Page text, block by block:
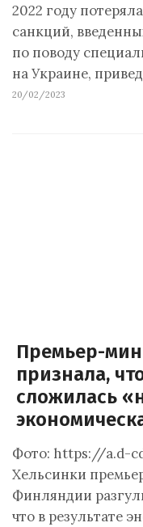
2022 году
санкций,
по поводу
на Украине,
20/02/2023
Премьер-
признала,
сложилась
Фото: https://a.d-
Хельсинки
Финляндии
что в результате